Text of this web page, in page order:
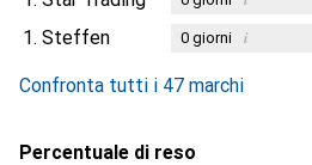
1. Steffen 0giorni i
Confronta tutti i 47 marchi
Percentuale di reso